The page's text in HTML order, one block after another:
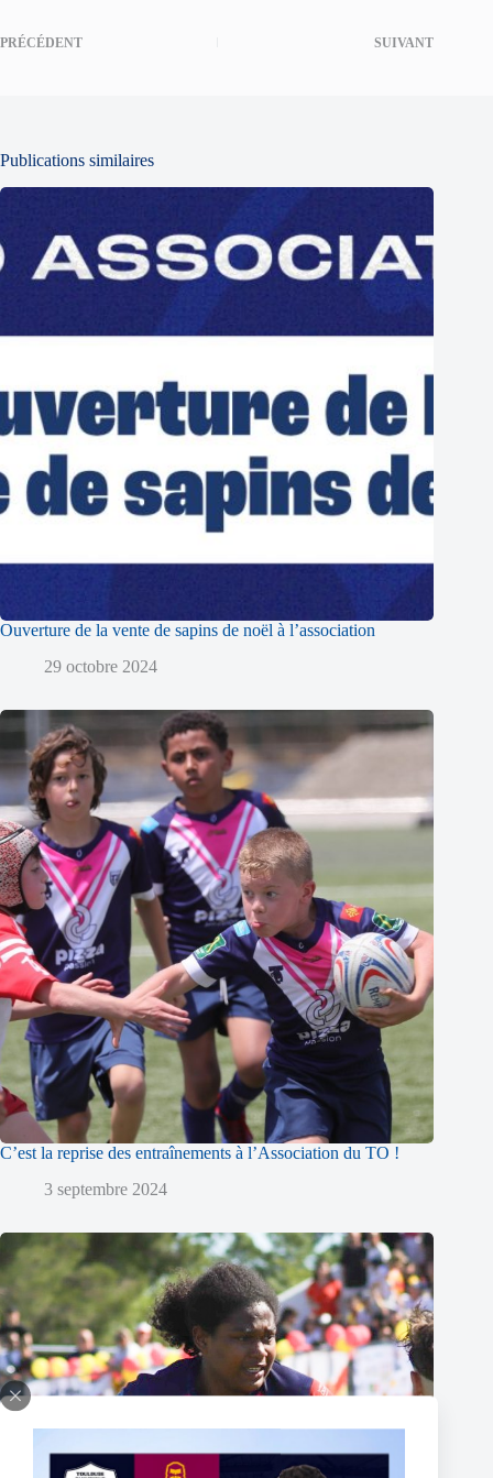
PRÉCÉDENT SUIVANT
Publications similaires
Ouverture de la vente de sapins de noël à l’association
29 octobre 2024
C’est la reprise des entraînements à l’Association du TO !
3 septembre 2024